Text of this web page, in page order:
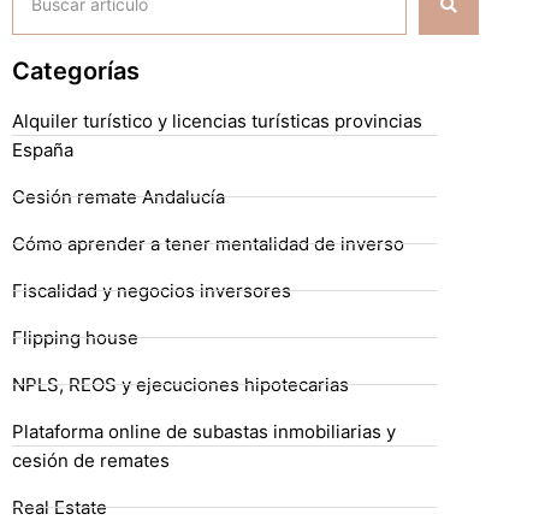
Categorías
Alquiler turístico y licencias turísticas provincias
España
Cesión remate Andalucía
Cómo aprender a tener mentalidad de inverso
Fiscalidad y negocios inversores
Flipping house
NPLS, REOS y ejecuciones hipotecarias
Plataforma online de subastas inmobiliarias y
cesión de remates
Real Estate